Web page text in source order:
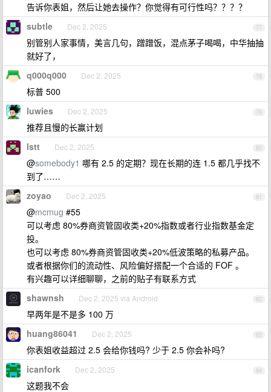
告诉你表姐，然后让她去操作？你觉得有可行性吗？？？？
77
subtle Dec 2, 2025
别管别人家事情，美言几句，蹭蹭饭，混点茅子喝喝，中华抽抽
就好了，
78
q000q000 Dec 2, 2025
标普 500
79
luwies Dec 2, 2025
推荐且慢的长赢计划
80
lstt Dec 2, 2025
@somebody1 哪有 2.5 的定期？现在长期的连 1.5 都几乎找不
到了……
81
zoyao Dec 2, 2025
@mcmug #55
可以考虑 80%券商资管固收类+20%指数或者行业指数基金定
投。
也可以考虑 80%券商资管固收类+20%低波策略的私募产品。
或者根据你们的流动性、风险偏好搭配一个合适的 FOF 。
有兴趣可以详细聊聊，之前的贴子有联系方式
82
shawnsh Dec 2, 2025 via Android
早两年是不是多 100 万
83
huang86041 Dec 2, 2025
你表姐收益超过 2.5 会给你钱吗? 少于 2.5 你会补吗?
84
icanfork Dec 2, 2025
这题我不会